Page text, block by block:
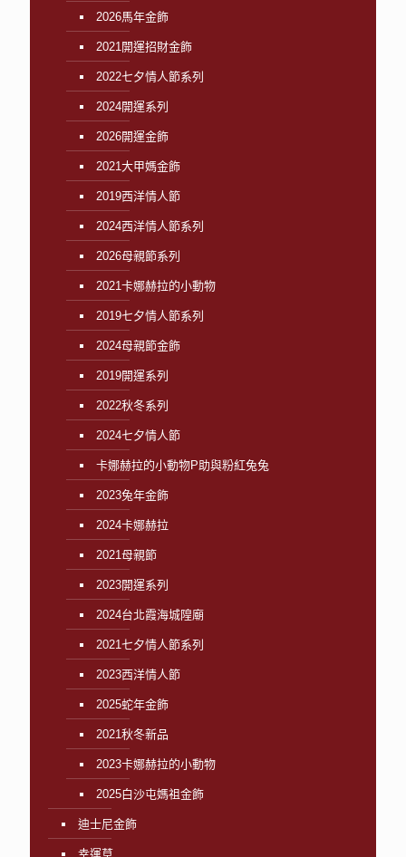
2026馬年金飾
2021開運招財金飾
2022七夕情人節系列
2024開運系列
2026開運金飾
2021大甲媽金飾
2019西洋情人節
2024西洋情人節系列
2026母親節系列
2021卡娜赫拉的小動物
2019七夕情人節系列
2024母親節金飾
2019開運系列
2022秋冬系列
2024七夕情人節
卡娜赫拉的小動物P助與粉紅兔兔
2023兔年金飾
2024卡娜赫拉
2021母親節
2023開運系列
2024台北霞海城隍廟
2021七夕情人節系列
2023西洋情人節
2025蛇年金飾
2021秋冬新品
2023卡娜赫拉的小動物
2025白沙屯媽祖金飾
迪士尼金飾
幸運草